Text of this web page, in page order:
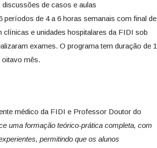
discussões de casos e aulas
períodos de 4 a 6 horas semanais com final de
e unidades hospitalares da FIDI sob
exames. O programa tem duração de 1
oitavo mês.
médico da FIDI e Professor Doutor do
uma formação teórico-prática completa, com
permitindo que os alunos